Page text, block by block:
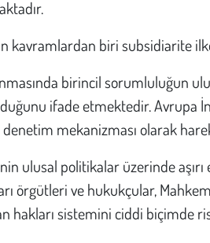
kavramlardan biri subsidiarite
birincil sorumluluğun
ifade etmektedir. Avrupa
mekanizması olarak
ulusal politikalar üzerinde
örgütleri ve hukukçular,
hakları sistemini ciddi biçimde